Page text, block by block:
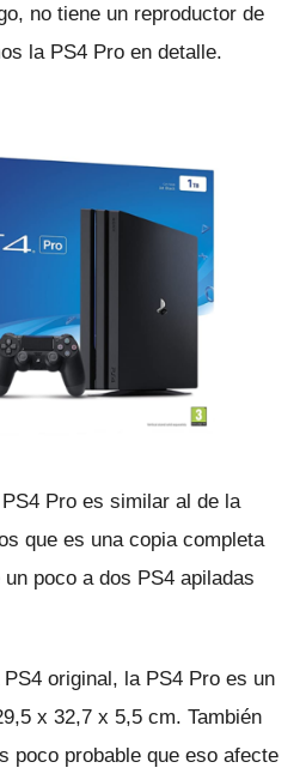
no tiene un reproductor de
la PS4 Pro en detalle.
Pro es similar al de la
que es una copia completa
un poco a dos PS4 apiladas
original, la PS4 Pro es un
x 32,7 x 5,5 cm. También
poco probable que eso afecte